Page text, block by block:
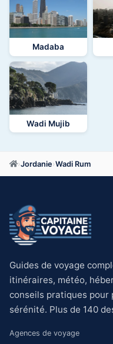
Madaba
Wadi Mujib
›Jordanie›Wadi Rum
Guides de voyage
itinéraires, météo,
conseils pratiques pour
sérénité. Plus de 140
Agences de voyage